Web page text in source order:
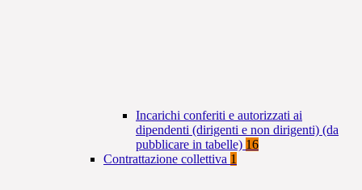
Incarichi conferiti e autorizzati ai
dipendenti (dirigenti e non dirigenti) (da
pubblicare in tabelle) 16
Contrattazione collettiva 1